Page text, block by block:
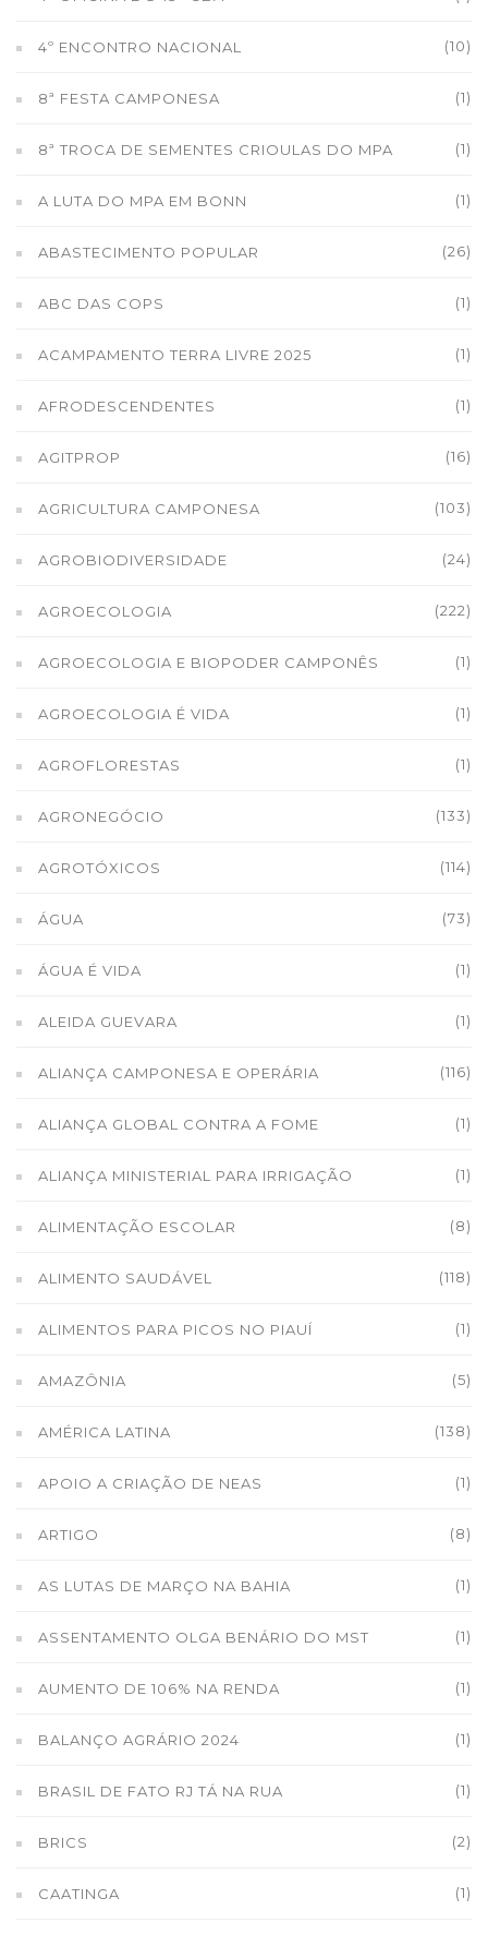
4º ENCONTRO NACIONAL (10)
8ª FESTA CAMPONESA (1)
8ª TROCA DE SEMENTES CRIOULAS DO MPA (1)
A LUTA DO MPA EM BONN (1)
ABASTECIMENTO POPULAR (26)
ABC DAS COPS (1)
ACAMPAMENTO TERRA LIVRE 2025 (1)
AFRODESCENDENTES (1)
AGITPROP (16)
AGRICULTURA CAMPONESA (103)
AGROBIODIVERSIDADE (24)
AGROECOLOGIA (222)
AGROECOLOGIA E BIOPODER CAMPONÊS (1)
AGROECOLOGIA É VIDA (1)
AGROFLORESTAS (1)
AGRONEGÓCIO (133)
AGROTÓXICOS (114)
ÁGUA (73)
ÁGUA É VIDA (1)
ALEIDA GUEVARA (1)
ALIANÇA CAMPONESA E OPERÁRIA (116)
ALIANÇA GLOBAL CONTRA A FOME (1)
ALIANÇA MINISTERIAL PARA IRRIGAÇÃO (1)
ALIMENTAÇÃO ESCOLAR (8)
ALIMENTO SAUDÁVEL (118)
ALIMENTOS PARA PICOS NO PIAUÍ (1)
AMAZÔNIA (5)
AMÉRICA LATINA (138)
APOIO A CRIAÇÃO DE NEAS (1)
ARTIGO (8)
AS LUTAS DE MARÇO NA BAHIA (1)
ASSENTAMENTO OLGA BENÁRIO DO MST (1)
AUMENTO DE 106% NA RENDA (1)
BALANÇO AGRÁRIO 2024 (1)
BRASIL DE FATO RJ TÁ NA RUA (1)
BRICS (2)
CAATINGA (1)